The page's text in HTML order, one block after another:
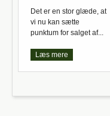
Det er en stor glæde, at
vi nu kan sætte
punktum for salget af...
Læs mere